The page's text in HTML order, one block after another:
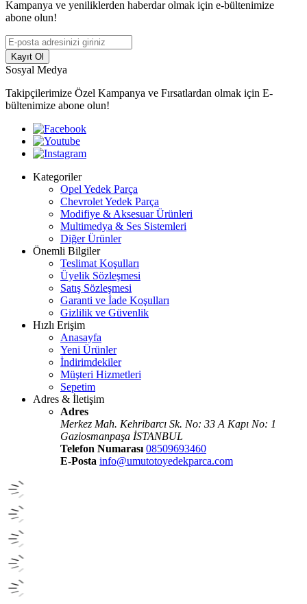
Kampanya ve yeniliklerden haberdar olmak için e-bültenimize
abone olun!
Kayıt Ol
Sosyal Medya
Takipçilerimize Özel Kampanya ve Fırsatlardan olmak için E-
bültenimize abone olun!
Kategoriler
Opel Yedek Parça
Chevrolet Yedek Parça
Modifiye & Aksesuar Ürünleri
Multimedya & Ses Sistemleri
Diğer Ürünler
Önemli Bilgiler
Teslimat Koşulları
Üyelik Sözleşmesi
Satış Sözleşmesi
Garanti ve İade Koşulları
Gizlilik ve Güvenlik
Hızlı Erişim
Anasayfa
Yeni Ürünler
İndirimdekiler
Müşteri Hizmetleri
Sepetim
Adres & İletişim
Adres
Merkez Mah. Kehribarcı Sk. No: 33 A Kapı No: 1
Gaziosmanpaşa İSTANBUL
Telefon Numarası 08509693460
E-Posta info@umutotoyedekparca.com